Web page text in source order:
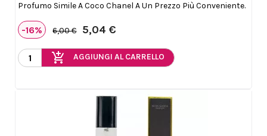
Profumo Simile A Coco Chanel A Un Prezzo Più Conveniente.
-16% 6,00 € 5,04 €
add_shopping_cart AGGIUNGI AL CARRELLO